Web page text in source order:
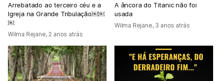
Arrebatado ao terceiro céu e a
Igreja na Grande Tribulação￼￼
￼
Wilma Rejane, 2 anos atrás
A âncora do Titanic não foi
usada
Wilma Rejane, 3 anos atrás